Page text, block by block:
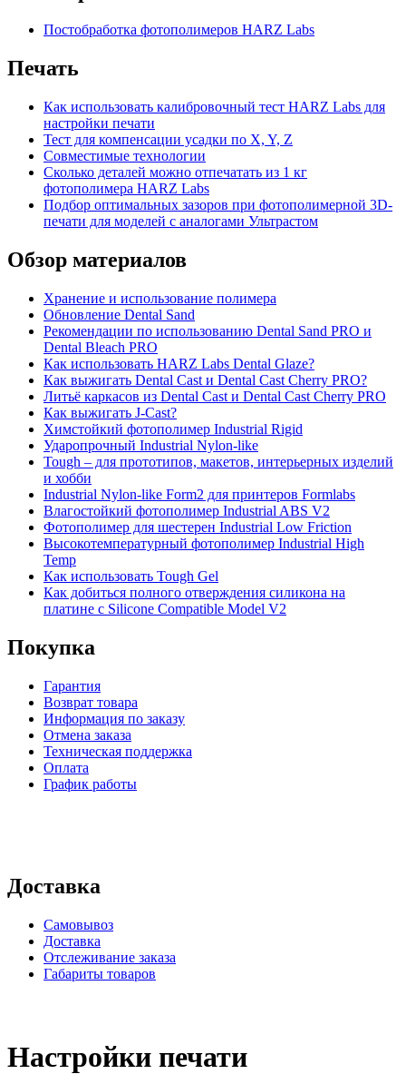
Постобработка фотополимеров HARZ Labs
Печать
Как использовать калибровочный тест HARZ Labs для
настройки печати
Тест для компенсации усадки по X, Y, Z
Совместимые технологии
Сколько деталей можно отпечатать из 1 кг
фотополимера HARZ Labs
Подбор оптимальных зазоров при фотополимерной 3D-
печати для моделей с аналогами Ультрастом
Обзор материалов
Хранение и использование полимера
Обновление Dental Sand
Рекомендации по использованию Dental Sand PRO и
Dental Bleach PRO
Как использовать HARZ Labs Dental Glaze?
Как выжигать Dental Cast и Dental Cast Cherry PRO?
Литьё каркасов из Dental Cast и Dental Cast Cherry PRO
Как выжигать J-Cast?
Химстойкий фотополимер Industrial Rigid
Ударопрочный Industrial Nylon-like
Tough – для прототипов, макетов, интерьерных изделий
и хобби
Industrial Nylon-like Form2 для принтеров Formlabs
Влагостойкий фотополимер Industrial ABS V2
Фотополимер для шестерен Industrial Low Friction
Высокотемпературный фотополимер Industrial High
Temp
Как использовать Tough Gel
Как добиться полного отверждения силикона на
платине с Silicone Compatible Model V2
Покупка
Гарантия
Возврат товара
Информация по заказу
Отмена заказа
Техническая поддержка
Оплата
График работы
Доставка
Самовывоз
Доставка
Отслеживание заказа
Габариты товаров
Настройки печати